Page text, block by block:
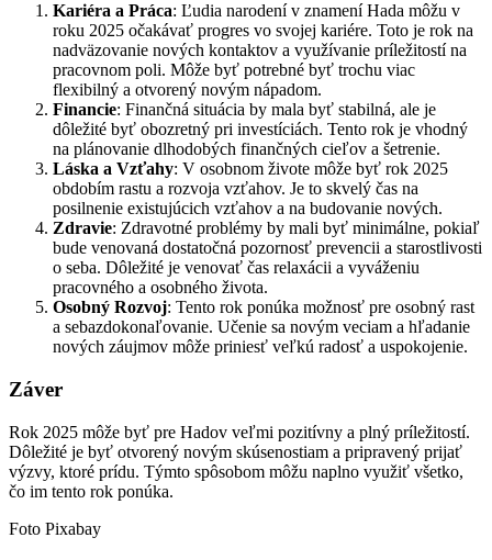
Kariéra a Práca: Ľudia narodení v znamení Hada môžu v
roku 2025 očakávať progres vo svojej kariére. Toto je rok na
nadväzovanie nových kontaktov a využívanie príležitostí na
pracovnom poli. Môže byť potrebné byť trochu viac
flexibilný a otvorený novým nápadom.
Financie: Finančná situácia by mala byť stabilná, ale je
dôležité byť obozretný pri investíciách. Tento rok je vhodný
na plánovanie dlhodobých finančných cieľov a šetrenie.
Láska a Vzťahy: V osobnom živote môže byť rok 2025
obdobím rastu a rozvoja vzťahov. Je to skvelý čas na
posilnenie existujúcich vzťahov a na budovanie nových.
Zdravie: Zdravotné problémy by mali byť minimálne, pokiaľ
bude venovaná dostatočná pozornosť prevencii a starostlivosti
o seba. Dôležité je venovať čas relaxácii a vyváženiu
pracovného a osobného života.
Osobný Rozvoj: Tento rok ponúka možnosť pre osobný rast
a sebazdokonaľovanie. Učenie sa novým veciam a hľadanie
nových záujmov môže priniesť veľkú radosť a uspokojenie.
Záver
Rok 2025 môže byť pre Hadov veľmi pozitívny a plný príležitostí.
Dôležité je byť otvorený novým skúsenostiam a pripravený prijať
výzvy, ktoré prídu. Týmto spôsobom môžu naplno využiť všetko,
čo im tento rok ponúka.
Foto Pixabay